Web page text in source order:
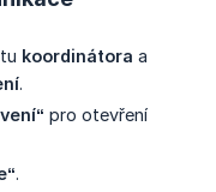
koordinátora a
.
pro otevření
.